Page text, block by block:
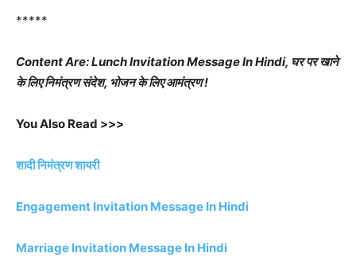
*****
Content Are: Lunch Invitation Message In Hindi, घर पर खाने
के लिए निमंत्रण संदेश, भोजन के लिए आमंत्रण !
You Also Read >>>
शादी निमंत्रण शायरी
Engagement Invitation Message In Hindi
Marriage Invitation Message In Hindi